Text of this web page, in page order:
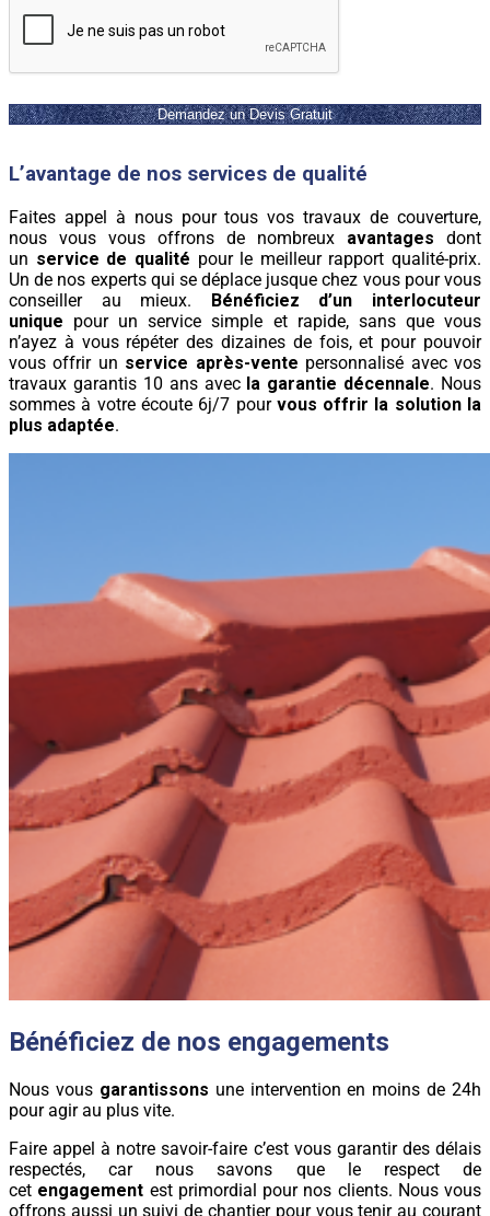
L’avantage de nos services de qualité
Faites appel à nous pour tous vos travaux de couverture,
nous vous vous offrons de nombreux avantages dont
un service de qualité pour le meilleur rapport qualité-prix.
Un de nos experts qui se déplace jusque chez vous pour vous
conseiller au mieux. Bénéficiez d’un interlocuteur
unique pour un service simple et rapide, sans que vous
n’ayez à vous répéter des dizaines de fois, et pour pouvoir
vous offrir un service après-vente personnalisé avec vos
travaux garantis 10 ans avec la garantie décennale. Nous
sommes à votre écoute 6j/7 pour vous offrir la solution la
plus adaptée.
Bénéficiez de nos engagements
Nous vous garantissons une intervention en moins de 24h
pour agir au plus vite.
Faire appel à notre savoir-faire c’est vous garantir des délais
respectés, car nous savons que le respect de
cet engagement est primordial pour nos clients. Nous vous
offrons aussi un suivi de chantier pour vous tenir au courant